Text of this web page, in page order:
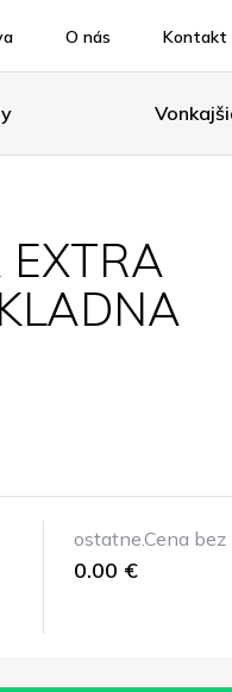
O nás Kontakt
EXTRA
ostatne.Cena bez
0.00 €